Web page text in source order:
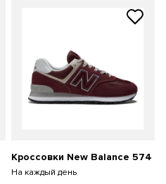
Кроссовки New Balance 574
На каждый день